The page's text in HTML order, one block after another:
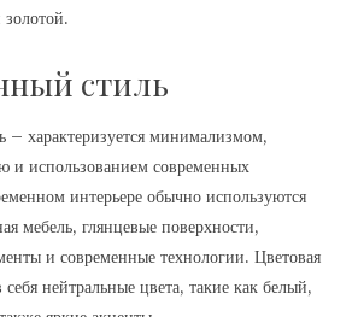
стиль
– характеризуется минимализмом,
и использованием современных
интерьере обычно используются
мебель, глянцевые поверхности,
и современные технологии. Цветовая
нейтральные цвета, такие как белый,